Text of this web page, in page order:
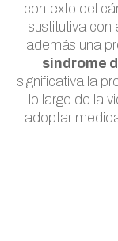
contexto del
sustitutiva con
además una
síndrome
significativa la
lo largo de la
adoptar